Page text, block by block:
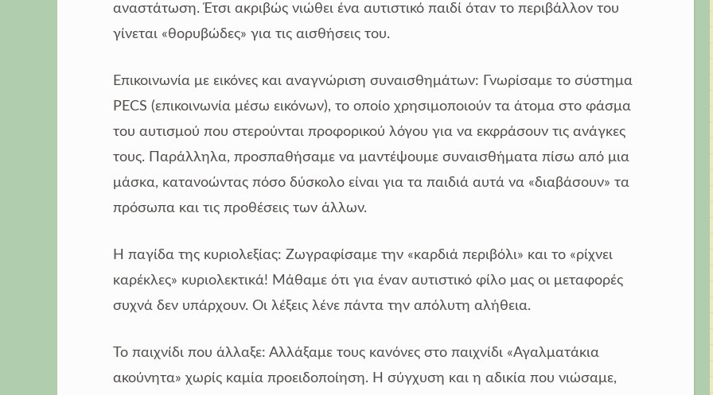
αναστάτωση. Έτσι ακριβώς νιώθει ένα αυτιστικό παιδί όταν το περιβάλλον του
γίνεται «θορυβώδες» για τις αισθήσεις του.
Επικοινωνία με εικόνες και αναγνώριση συναισθημάτων: Γνωρίσαμε το σύστημα
PECS (επικοινωνία μέσω εικόνων), το οποίο χρησιμοποιούν τα άτομα στο φάσμα
του αυτισμού που στερούνται προφορικού λόγου για να εκφράσουν τις ανάγκες
τους. Παράλληλα, προσπαθήσαμε να μαντέψουμε συναισθήματα πίσω από μια
μάσκα, κατανοώντας πόσο δύσκολο είναι για τα παιδιά αυτά να «διαβάσουν» τα
πρόσωπα και τις προθέσεις των άλλων.
Η παγίδα της κυριολεξίας: Ζωγραφίσαμε την «καρδιά περιβόλι» και το «ρίχνει
καρέκλες» κυριολεκτικά! Μάθαμε ότι για έναν αυτιστικό φίλο μας οι μεταφορές
συχνά δεν υπάρχουν. Οι λέξεις λένε πάντα την απόλυτη αλήθεια.
Το παιχνίδι που άλλαξε: Αλλάξαμε τους κανόνες στο παιχνίδι «Αγαλματάκια
ακούνητα» χωρίς καμία προειδοποίηση. Η σύγχυση και η αδικία που νιώσαμε,